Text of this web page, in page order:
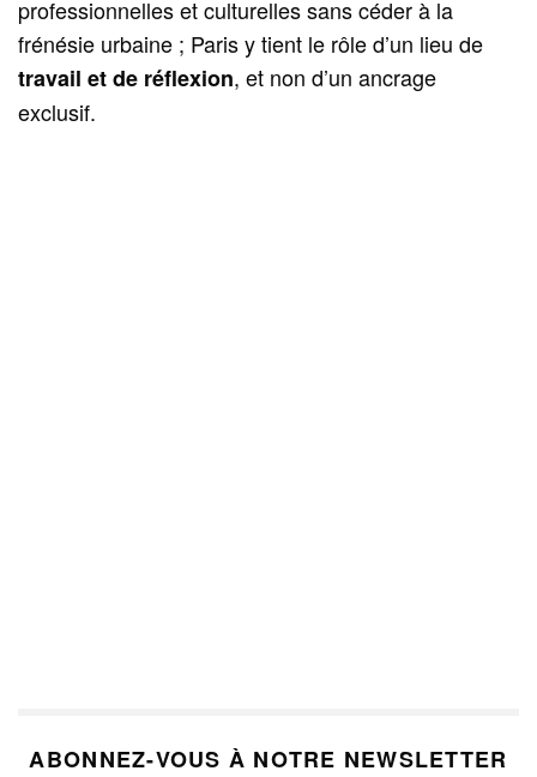
professionnelles et culturelles sans céder à la
frénésie urbaine ; Paris y tient le rôle d’un lieu de
travail et de réflexion, et non d’un ancrage
exclusif.
ABONNEZ-VOUS À NOTRE NEWSLETTER